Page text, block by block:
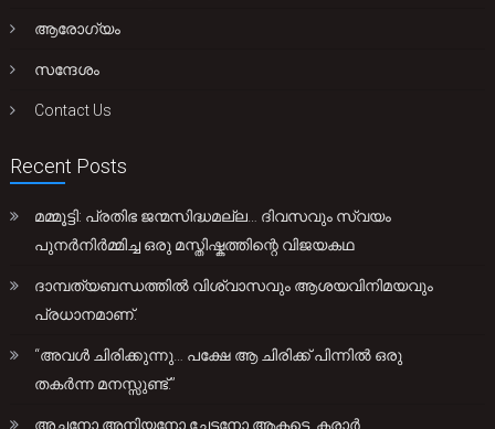
ആരോഗ്യം
സന്ദേശം
Contact Us
Recent Posts
മമ്മൂട്ടി: പ്രതിഭ ജന്മസിദ്ധമല്ല… ദിവസവും സ്വയം
പുനർനിർമ്മിച്ച ഒരു മസ്തിഷ്കത്തിന്റെ വിജയകഥ
ദാമ്പത്യബന്ധത്തിൽ വിശ്വാസവും ആശയവിനിമയവും
പ്രധാനമാണ്.
“അവൾ ചിരിക്കുന്നു… പക്ഷേ ആ ചിരിക്ക് പിന്നിൽ ഒരു
തകർന്ന മനസ്സുണ്ട്.”
അച്ഛനോ അനിയനോ ചേട്ടനോ ആകട്ടെ, കരാർ